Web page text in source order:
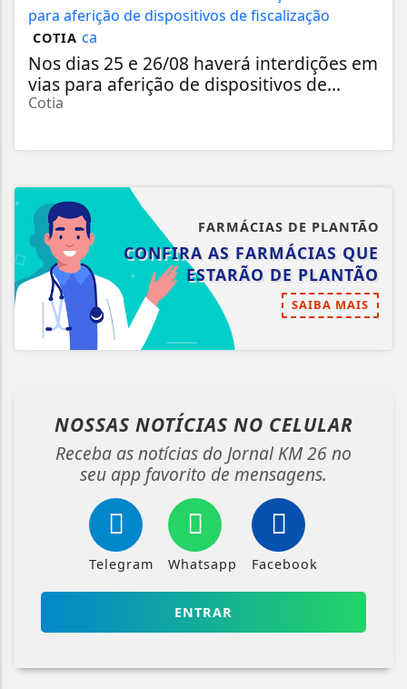
COTIA
Nos dias 25 e 26/08 haverá interdições em
vias para aferição de dispositivos de...
Cotia
FARMÁCIAS DE PLANTÃO
CONFIRA AS FARMÁCIAS QUE
ESTARÃO DE PLANTÃO
SAIBA MAIS
NOSSAS NOTÍCIAS NO CELULAR
Receba as notícias do Jornal KM 26 no
seu app favorito de mensagens.
Telegram Whatsapp Facebook
ENTRAR